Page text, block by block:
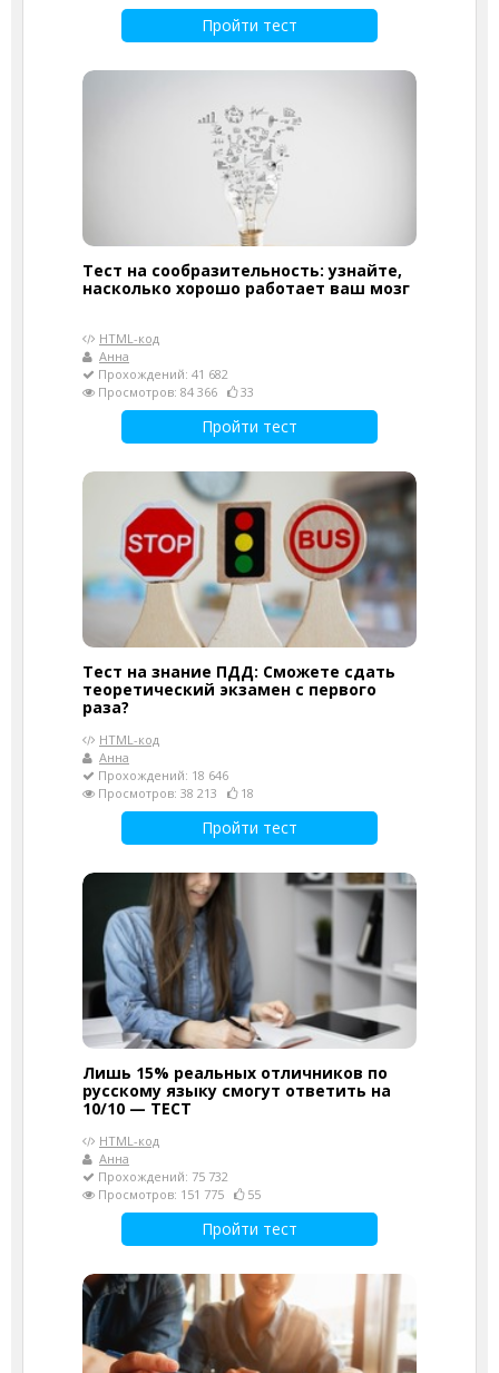
Пройти тест
Тест на сообразительность: узнайте,
насколько хорошо работает ваш мозг
HTML-код
Анна
Прохождений: 41 682
Просмотров: 84 366
33
Пройти тест
Тест на знание ПДД: Сможете сдать
теоретический экзамен с первого
раза?
HTML-код
Анна
Прохождений: 18 646
Просмотров: 38 213
18
Пройти тест
Лишь 15% реальных отличников по
русскому языку смогут ответить на
10/10 — ТЕСТ
HTML-код
Анна
Прохождений: 75 732
Просмотров: 151 775
55
Пройти тест